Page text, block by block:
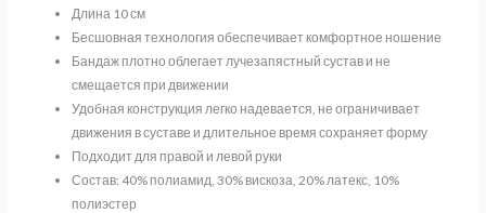
Длина 10 см
Бесшовная технология обеспечивает комфортное ношение
Бандаж плотно облегает лучезапястный сустав и не
смещается при движении
Удобная конструкция легко надевается, не ограничивает
движения в суставе и длительное время сохраняет форму
Подходит для правой и левой руки
Состав: 40% полиамид, 30% вискоза, 20% латекс, 10%
полиэстер